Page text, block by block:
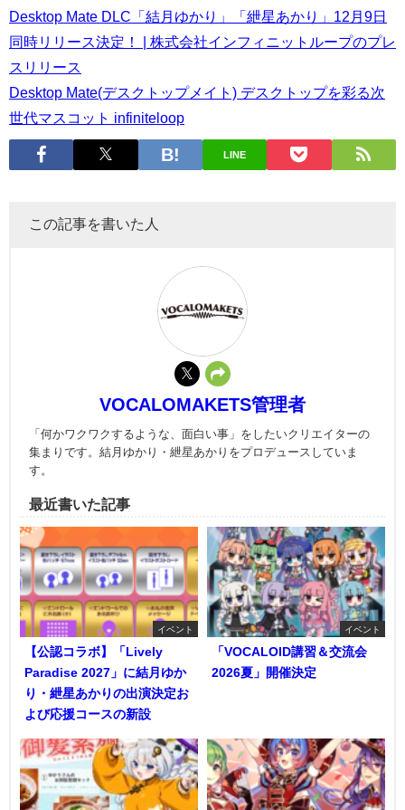
Desktop Mate DLC「結月ゆかり」「紲星あかり」12月9日
同時リリース決定！ | 株式会社インフィニットループのプレ
スリリース
Desktop Mate(デスクトップメイト) デスクトップを彩る次
世代マスコット infiniteloop
LINE
この記事を書いた人
VOCALOMAKETS管理者
「何かワクワクするような、面白い事」をしたいクリエイターの
集まりです。結月ゆかり・紲星あかりをプロデュースしていま
す。
最近書いた記事
イベント
【公認コラボ】「Lively
Paradise 2027」に結月ゆか
り・紲星あかりの出演決定お
よび応援コースの新設
イベント
「VOCALOID講習＆交流会
2026夏」開催決定